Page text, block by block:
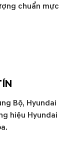
chuẩn mực
Bộ, Hyundai
hiệu Hyundai